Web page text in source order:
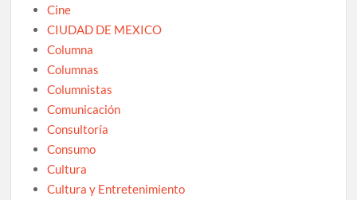
Cine
CIUDAD DE MEXICO
Columna
Columnas
Columnistas
Comunicación
Consultoría
Consumo
Cultura
Cultura y Entretenimiento